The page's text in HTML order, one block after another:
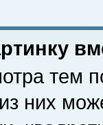
тем
них